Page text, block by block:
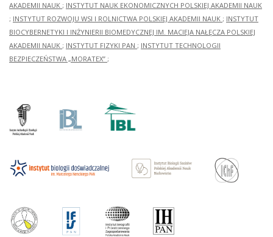
AKADEMII NAUK ; INSTYTUT NAUK EKONOMICZNYCH POLSKIEJ AKADEMII NAUK
; INSTYTUT ROZWOJU WSI I ROLNICTWA POLSKIEJ AKADEMII NAUK ; INSTYTUT
BIOCYBERNETYKI I INŻYNIERII BIOMEDYCZNEJ IM. MACIEJA NAŁĘCZA POLSKIEJ
AKADEMII NAUK ; INSTYTUT FIZYKI PAN ; INSTYTUT TECHNOLOGII
BEZPIECZEŃSTWA „MORATEX” ;